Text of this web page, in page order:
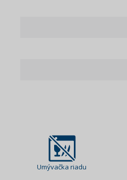
Umývačka riadu